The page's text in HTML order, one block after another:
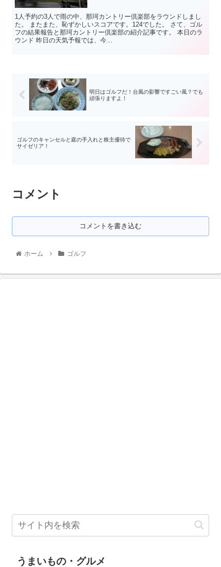
1人予約の3人で雨の中、那珂カントリー倶楽部をラウンドしまし
た。 またまた、恥ずかしいスコアです。124でした。 さて、ゴル
フの結果報告と那珂カントリー倶楽部の紹介記事です。 本日のラ
ウンド 昨日の天気予報では、今...
明日はゴルフだ！台風の影響ですごい風？でも
頑張りますよ！
ゴルフのキャンセルと庭の手入れと株主優待で
サイゼリア！
コメント
コメントを書き込む
ホーム ゴルフ
うまいもの・グルメ